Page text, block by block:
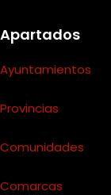
Apartados
Ayuntamientos
Provincias
Comunidades
Comarcas